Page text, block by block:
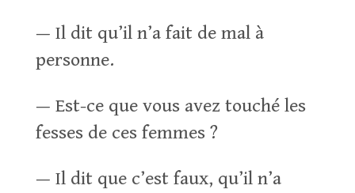
— Il dit qu’il n’a fait de mal à
personne.
— Est-ce que vous avez touché les
fesses de ces femmes ?
— Il dit que c’est faux, qu’il n’a